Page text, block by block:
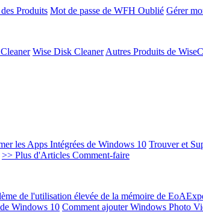
Produits Mot de passe de WFH Oublié Gérer
Wise Disk Cleaner Autres Produits de
les Apps Intégrées de Windows 10 Trouver et
>> Plus d'Articles Comment-faire
de l'utilisation élevée de la mémoire de
Windows 10 Comment ajouter Windows Photo